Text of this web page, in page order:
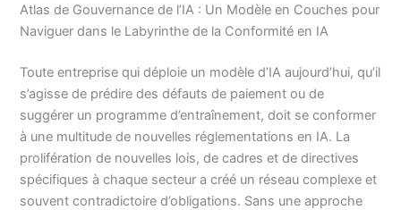
Atlas de Gouvernance de l’IA : Un Modèle en Couches pour
Naviguer dans le Labyrinthe de la Conformité en IA
Toute entreprise qui déploie un modèle d’IA aujourd’hui, qu’il
s’agisse de prédire des défauts de paiement ou de
suggérer un programme d’entraînement, doit se conformer
à une multitude de nouvelles réglementations en IA. La
prolifération de nouvelles lois, de cadres et de directives
spécifiques à chaque secteur a créé un réseau complexe et
souvent contradictoire d’obligations. Sans une approche